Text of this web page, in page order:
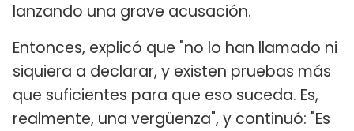
lanzando una grave acusación.
Entonces, explicó que "no lo han llamado ni
siquiera a declarar, y existen pruebas más
que suficientes para que eso suceda. Es,
realmente, una vergüenza", y continuó: "Es